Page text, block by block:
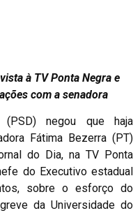
à TV Ponta Negra e
com a senadora
(PSD) negou que haja
Fátima Bezerra (PT)
do Dia, na TV Ponta
do Executivo estadual
sobre o esforço do
da Universidade do